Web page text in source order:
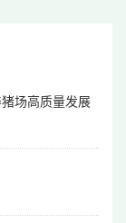
场高质量发展